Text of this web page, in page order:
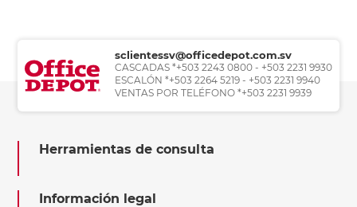
sclientessv@officedepot.com.sv
CASCADAS *+503 2243 0800 - +503 2231 9930
ESCALÓN *+503 2264 5219 - +503 2231 9940
VENTAS POR TELÉFONO *+503 2231 9939
Herramientas de consulta
Información legal